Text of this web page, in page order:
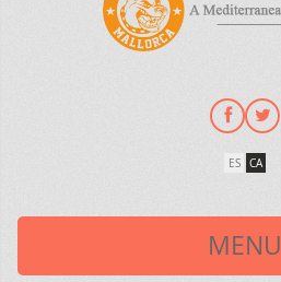
ES CA
MENU